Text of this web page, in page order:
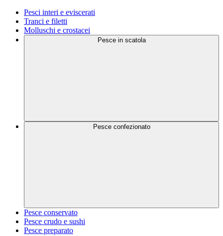
Pesci interi e eviscerati
Tranci e filetti
Molluschi e crostacei
Pesce in scatola
Pesce confezionato
Pesce conservato
Pesce crudo e sushi
Pesce preparato